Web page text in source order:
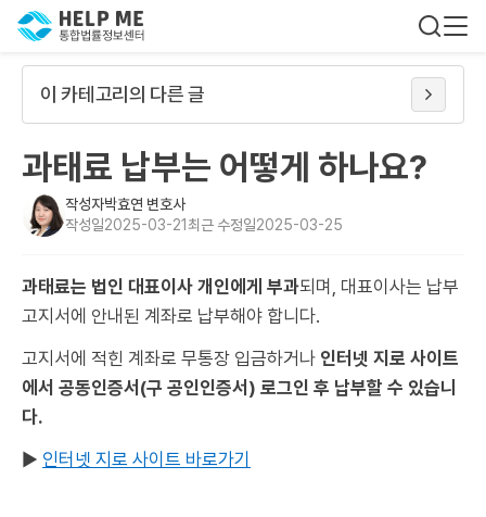
이 카테고리의 다른 글
과태료 납부는 어떻게 하나요?
작성자박효연 변호사
작성일2025-03-21최근 수정일2025-03-25
과태료는 법인 대표이사 개인에게 부과되며, 대표이사는 납부
고지서에 안내된 계좌로 납부해야 합니다.
고지서에 적힌 계좌로 무통장 입금하거나 인터넷 지로 사이트
에서 공동인증서(구 공인인증서) 로그인 후 납부할 수 있습니
다.
▶ 인터넷 지로 사이트 바로가기